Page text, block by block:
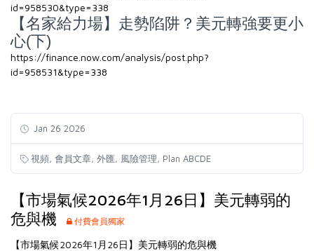
id=958530&type=338
【名家給力場】走勢陷阱？美元轉強要更小
心(下)
https://finance.now.com/analysis/post.php?
id=958531&type=338
Jan 26 2026
視頻 會員文章 外匯 風險管理 Plan ABCDE
【市場氣候2026年1月26日】美元轉弱的
危與機
付費會員獨家
【市場氣候2026年1月26日】美元轉弱的危與機